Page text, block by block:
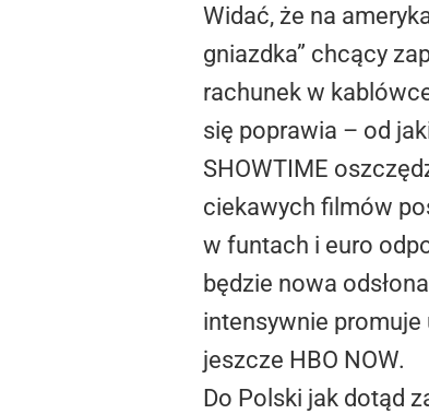
Widać, że na
gniazdka” chcący
rachunek w
się poprawia – od
SHOWTIME
ciekawych filmów
w funtach i euro
będzie nowa
intensywnie promuje
jeszcze HBO NOW.
Do Polski jak dotąd